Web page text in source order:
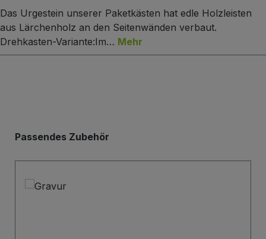
Das Urgestein unserer Paketkästen hat edle Holzleisten
aus Lärchenholz an den Seitenwänden verbaut.
Drehkasten-Variante:Im… Mehr
Produktgalerie überspringen
Passendes Zubehör